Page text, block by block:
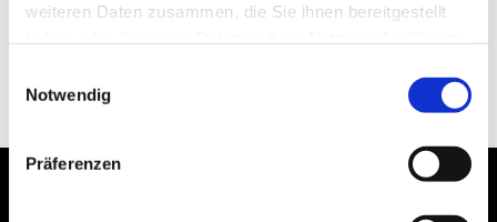
weiteren Daten zusammen, die Sie ihnen bereitgestellt
Notwendig
Präferenzen